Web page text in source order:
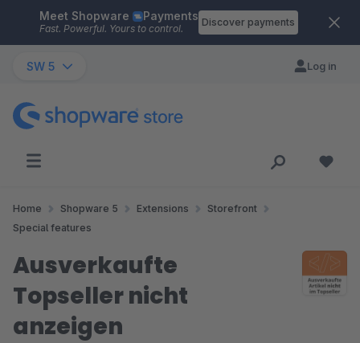
Skip to main content
Meet Shopware Payments
Fast. Powerful. Yours to control.
Discover payments
SW 5 Log in
Home Shopware 5 Extensions
Storefront
Special features
Ausverkaufte
Topseller nicht
anzeigen